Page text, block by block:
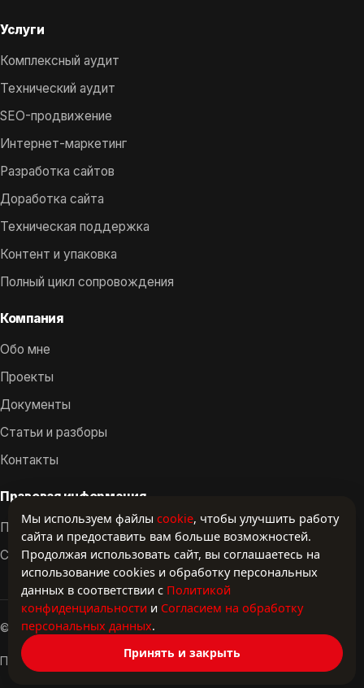
Услуги
Комплексный аудит
Технический аудит
SEO-продвижение
Интернет-маркетинг
Разработка сайтов
Доработка сайта
Техническая поддержка
Контент и упаковка
Полный цикл сопровождения
Компания
Обо мне
Проекты
Документы
Статьи и разборы
Контакты
Правовая информация
Политика конфиденциальности
Согласие на обработку ПД
© 2024–2026 linkfirst. Все права защищены.
Политика конфиденциальности
Мы используем файлы cookie, чтобы улучшить работу
сайта и предоставить вам больше возможностей.
Продолжая использовать сайт, вы соглашаетесь на
использование cookies и обработку персональных
данных в соответствии с Политикой
конфиденциальности и Согласием на обработку
персональных данных.
Принять и закрыть